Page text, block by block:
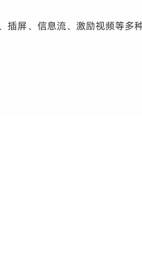
屏、信息流、激励视频等多